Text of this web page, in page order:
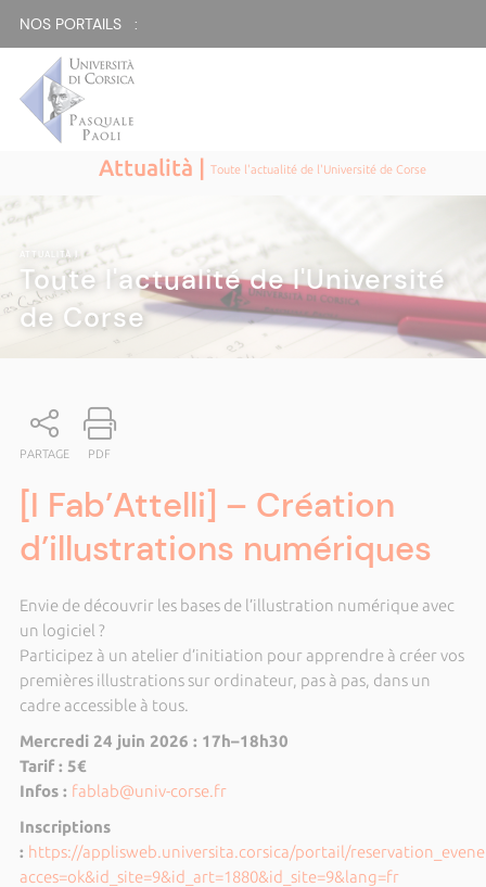
NOS PORTAILS :
Attualità |Toute l'actualité de l'Université de Corse
ATTUALITÀ|
Toute l'actualité de l'Université
de Corse
PARTAGE PDF
[I Fab’Attelli] – Création
d’illustrations numériques
Envie de découvrir les bases de l’illustration numérique avec
un logiciel ?
Participez à un atelier d’initiation pour apprendre à créer vos
premières illustrations sur ordinateur, pas à pas, dans un
cadre accessible à tous.
Mercredi 24 juin 2026 : 17h–18h30
Tarif : 5€
Infos : fablab@univ-corse.fr
Inscriptions
: https://applisweb.universita.corsica/portail/
acces=ok&id_site=9&id_art=1880&id_site=9&lang=fr